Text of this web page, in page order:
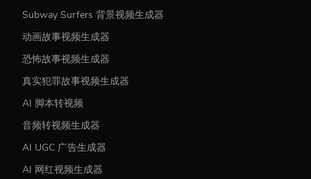
Subway Surfers 背景视频生成器
动画故事视频生成器
恐怖故事视频生成器
真实犯罪故事视频生成器
AI 脚本转视频
音频转视频生成器
AI UGC 广告生成器
AI 网红视频生成器